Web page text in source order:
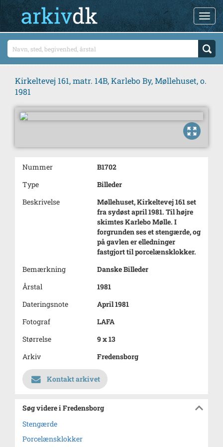
Kirkeltevej 161, matr. 14B, Karlebo By, Møllehuset, o.
1981
Nummer
B1702
Type
Billeder
Beskrivelse
Møllehuset, Kirkeltevej 161 set
fra sydøst april 1981. Til højre
skimtes Karlebo Mølle. I
forgrunden ses et stengærde, og
på gavlen er elledninger
fastgjort til porcelænsklokker.
Bemærkning
Danske Billeder
Årstal
1981
Dateringsnote
April 1981
Fotograf
LAFA
Størrelse
9 x 13
Arkiv
Fredensborg
Kontakt arkivet
Søg videre i Fredensborg
Stengærde
Porcelænsklokker